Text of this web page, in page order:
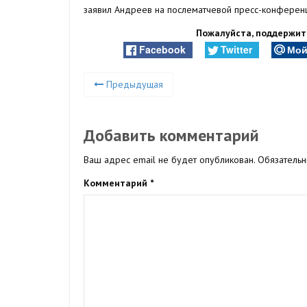
заявил Андреев на послематчевой пресс-
Пожалуйста,
Facebook Twitter
Предыдущая
Добавить комментарий
Ваш адрес email не будет опубликован.
Комментарий *